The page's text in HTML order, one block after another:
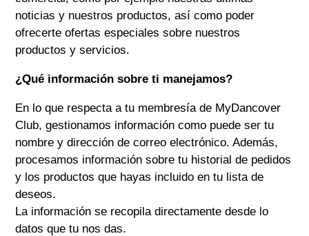
noticias y nuestros productos, así como poder
ofrecerte ofertas especiales sobre nuestros
productos y servicios.
¿Qué información sobre ti manejamos?
En lo que respecta a tu membresía de MyDancover
Club, gestionamos información como puede ser tu
nombre y dirección de correo electrónico. Además,
procesamos información sobre tu historial de pedidos
y los productos que hayas incluido en tu lista de
deseos.
La información se recopila directamente desde lo
datos que tu nos das.